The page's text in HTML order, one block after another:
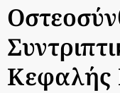
Κεφαλής